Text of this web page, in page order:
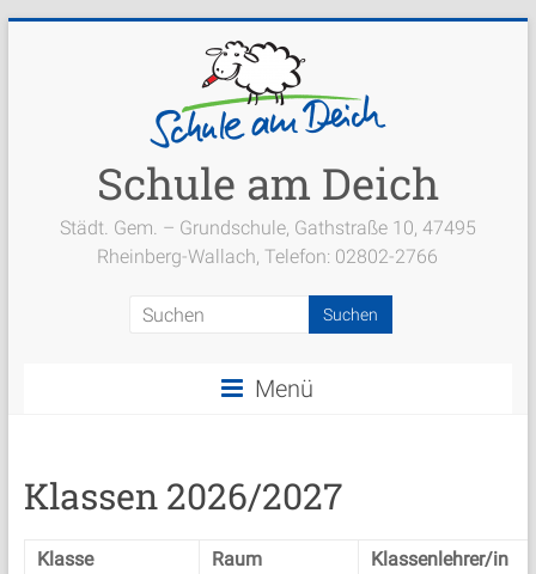
Schule am Deich
Städt. Gem. – Grundschule, Gathstraße 10, 47495
Rheinberg-Wallach, Telefon: 02802-2766
Menü
Klassen 2026/2027
Klasse Raum
Klassenlehrer/in